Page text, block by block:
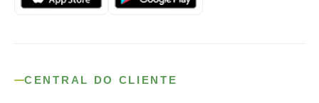
CENTRAL DO CLIENTE